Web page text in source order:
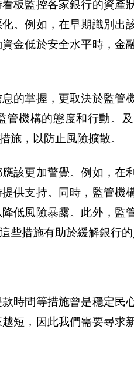
板監控各家銀行的資產
。例如，在早期識別出
金低於安全水平時，金
的掌握，更取決於監管
機構的態度和行動。
施，以防止風險擴散。
該更加警覺。例如，在
供支持。同時，監管機
低風險暴露。此外，監
措施有助於緩解銀行
時間等措施曾是穩定民
短，因此我們需要尋求